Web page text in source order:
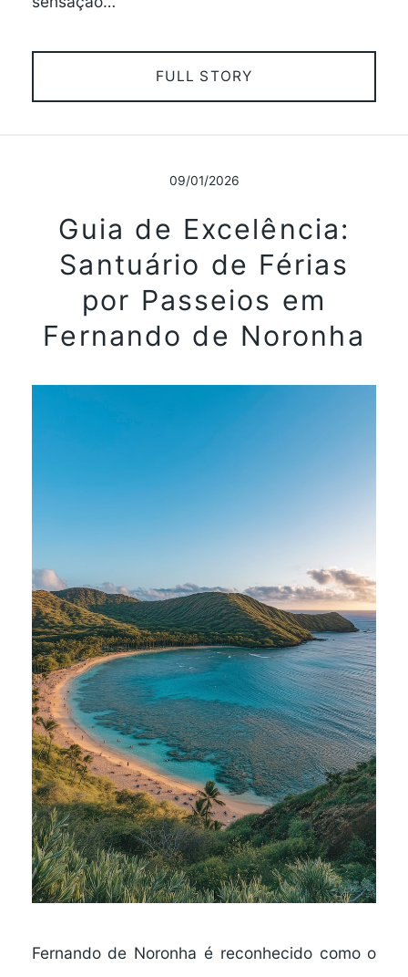
FULL STORY
09/01/2026
Guia de Excelência:
Santuário de Férias
por Passeios em
Fernando de Noronha
Fernando de Noronha é reconhecido como o